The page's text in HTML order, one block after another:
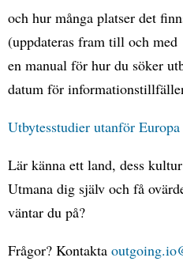
och hur många platser det
(uppdateras fram till och
en manual för hur du söker
datum för
Utbytesstudier utanför Europa
Lär känna ett land, dess
Utmana dig själv och få
väntar du på?
Frågor? Kontakta